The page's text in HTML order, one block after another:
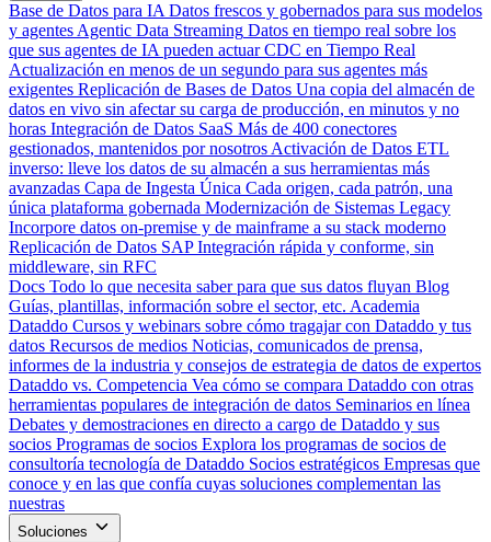
Base de Datos para IA Datos frescos y gobernados para sus modelos
y agentes Agentic Data Streaming Datos en tiempo real sobre los
que sus agentes de IA pueden actuar CDC en Tiempo Real
Actualización en menos de un segundo para sus agentes más
exigentes Replicación de Bases de Datos Una copia del almacén de
datos en vivo sin afectar su carga de producción, en minutos y no
horas Integración de Datos SaaS Más de 400 conectores
gestionados, mantenidos por nosotros Activación de Datos ETL
inverso: lleve los datos de su almacén a sus herramientas más
avanzadas Capa de Ingesta Única Cada origen, cada patrón, una
única plataforma gobernada Modernización de Sistemas Legacy
Incorpore datos on-premise y de mainframe a su stack moderno
Replicación de Datos SAP Integración rápida y conforme, sin
middleware, sin RFC
Docs Todo lo que necesita saber para que sus datos fluyan Blog
Guías, plantillas, información sobre el sector, etc. Academia
Dataddo Cursos y webinars sobre cómo tragajar con Dataddo y tus
datos Recursos de medios Noticias, comunicados de prensa,
informes de la industria y consejos de estrategia de datos de expertos
Dataddo vs. Competencia Vea cómo se compara Dataddo con otras
herramientas populares de integración de datos Seminarios en línea
Debates y demostraciones en directo a cargo de Dataddo y sus
socios Programas de socios Explora los programas de socios de
consultoría tecnología de Dataddo Socios estratégicos Empresas que
conoce y en las que confía cuyas soluciones complementan las
nuestras
Soluciones